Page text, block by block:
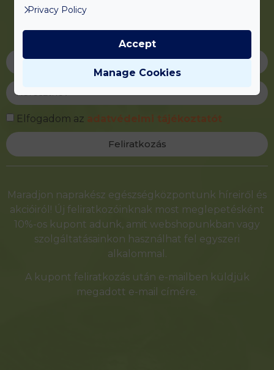
Iratkozzon fel
hírlevelünkre!
Elfogadom az adatvédelmi tájékoztatót
Feliratkozás
Alternative:
Maradjon naprakész egészségközpontunk híreiről és
akcióiról! Új feliratkozóinknak most meglepetésként
10%-os kupont adunk, amit webshopunkban vagy
szolgáltatásainkon használhat fel egyszeri
alkalommal.
A kupont feliratkozás után e-mailben küldjük
megadott e-mail címére.
Privacy Policy
Manage Cookies
Accept